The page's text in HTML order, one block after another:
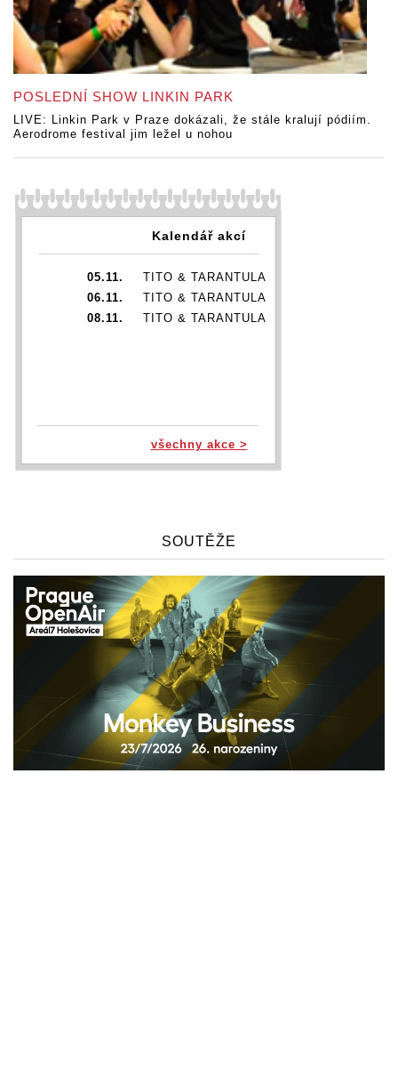
POSLEDNÍ SHOW LINKIN PARK
LIVE: Linkin Park v Praze dokázali, že stále kralují pódiím.
Aerodrome festival jim ležel u nohou
Kalendář akcí
05.11.
TITO & TARANTULA
06.11.
TITO & TARANTULA
08.11.
TITO & TARANTULA
všechny akce >
SOUTĚŽE